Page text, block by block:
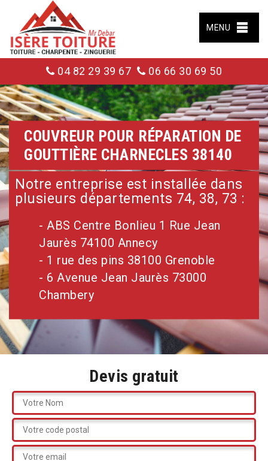
MENU
04 82 29 39 67 06 66 30 69 50
COUVREUR POUR RÉPARATION DE
GOUTTIÈRE CHARNECLES 38140
Notre entreprise est installée dans
plusieurs départements 74, 38, 73 :
- ABS Centre Bonlieu 1 Rue Jean
Jaurès 74100 Annecy
- 1 rue des pins 38100 Grenoble
- 6 Avenue Jean Jaurès 73000
Chambery
Devis gratuit